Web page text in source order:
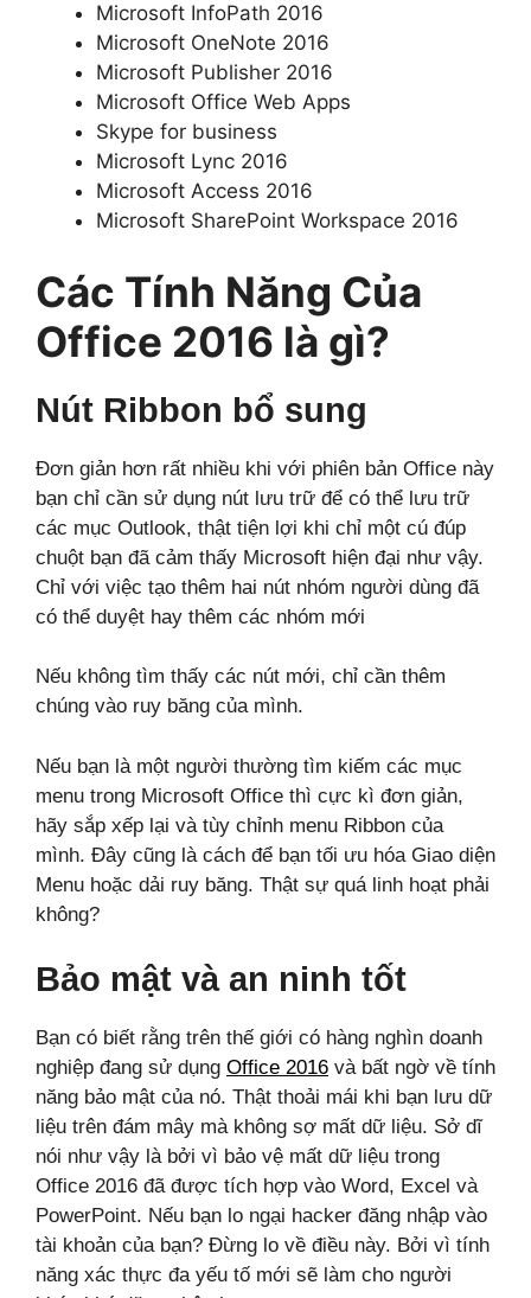
Microsoft InfoPath 2016
Microsoft OneNote 2016
Microsoft Publisher 2016
Microsoft Office Web Apps
Skype for business
Microsoft Lync 2016
Microsoft Access 2016
Microsoft SharePoint Workspace 2016
Các Tính Năng Của
Office 2016 là gì?
Nút Ribbon bổ sung
Đơn giản hơn rất nhiều khi với phiên bản Office này
bạn chỉ cần sử dụng nút lưu trữ để có thể lưu trữ
các mục Outlook, thật tiện lợi khi chỉ một cú đúp
chuột bạn đã cảm thấy Microsoft hiện đại như vậy.
Chỉ với việc tạo thêm hai nút nhóm người dùng đã
có thể duyệt hay thêm các nhóm mới
Nếu không tìm thấy các nút mới, chỉ cần thêm
chúng vào ruy băng của mình.
Nếu bạn là một người thường tìm kiếm các mục
menu trong Microsoft Office thì cực kì đơn giản,
hãy sắp xếp lại và tùy chỉnh menu Ribbon của
mình. Đây cũng là cách để bạn tối ưu hóa Giao diện
Menu hoặc dải ruy băng. Thật sự quá linh hoạt phải
không?
Bảo mật và an ninh tốt
Bạn có biết rằng trên thế giới có hàng nghìn doanh
nghiệp đang sử dụng Office 2016 và bất ngờ về tính
năng bảo mật của nó. Thật thoải mái khi bạn lưu dữ
liệu trên đám mây mà không sợ mất dữ liệu. Sở dĩ
nói như vậy là bởi vì bảo vệ mất dữ liệu trong
Office 2016 đã được tích hợp vào Word, Excel và
PowerPoint. Nếu bạn lo ngại hacker đăng nhập vào
tài khoản của bạn? Đừng lo về điều này. Bởi vì tính
năng xác thực đa yếu tố mới sẽ làm cho người